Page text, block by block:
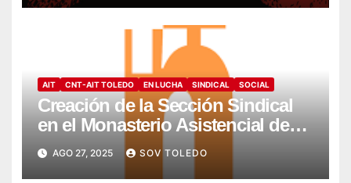
AIT CNT-AIT TOLEDO EN LUCHA SINDICAL SOCIAL
Creación de la Sección Sindical
en el Monasterio Asistencial de
Montesión – Fundación Summa
Humanitate
AGO 27, 2025 SOV TOLEDO